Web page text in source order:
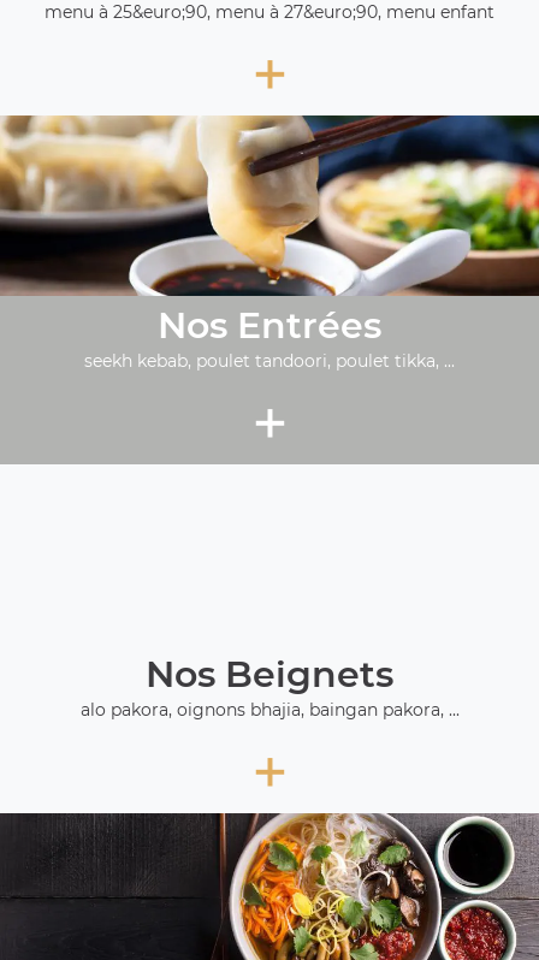
menu à 25&euro;90, menu à 27&euro;90, menu enfant
+
Nos Entrées
seekh kebab, poulet tandoori, poulet tikka, ...
+
Nos Beignets
alo pakora, oignons bhajia, baingan pakora, ...
+